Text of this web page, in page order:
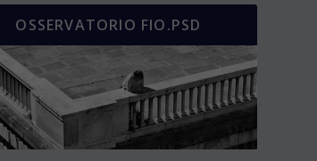
OSSERVATORIO FIO.PSD